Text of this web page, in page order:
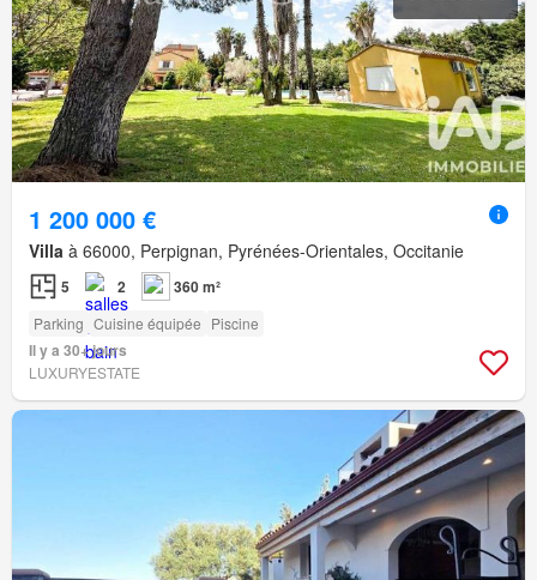
1 200 000 €
Villa à 66000, Perpignan, Pyrénées-Orientales, Occitanie
5 2 360 m²
Parking Cuisine équipée Piscine
Il y a 30+ jours
LUXURYESTATE